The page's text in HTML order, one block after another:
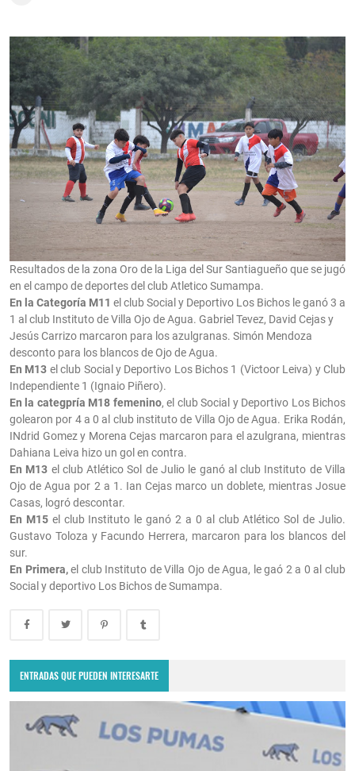
Resultados de la zona Oro de la Liga del Sur Santiagueño que se jugó
en el campo de deportes del club Atletico Sumampa.
En la Categoría M11 el club Social y Deportivo Los Bichos le ganó 3 a
1 al club Instituto de Villa Ojo de Agua. Gabriel Tevez, David Cejas y
Jesús Carrizo marcaron para los azulgranas. Simón Mendoza
desconto para los blancos de Ojo de Agua.
En M13 el club Social y Deportivo Los Bichos 1 (Victoor Leiva) y Club
Independiente 1 (Ignaio Piñero).
En la categpría M18 femenino, el club Social y Deportivo Los Bichos
golearon por 4 a 0 al club instituto de Villa Ojo de Agua. Erika Rodán,
INdrid Gomez y Morena Cejas marcaron para el azulgrana, mientras
Dahiana Leiva hizo un gol en contra.
En M13 el club Atlético Sol de Julio le ganó al club Instituto de Villa
Ojo de Agua por 2 a 1. Ian Cejas marco un doblete, mientras Josue
Casas, logró descontar.
En M15el club Instituto le ganó 2 a 0 al club Atlético Sol de Julio.
Gustavo Toloza y Facundo Herrera, marcaron para los blancos del
sur.
En Primera,el club Instituto de Villa Ojo de Agua, le gaó 2 a 0 al club
Social y deportivo Los Bichos de Sumampa.
ENTRADAS QUE PUEDEN INTERESARTE